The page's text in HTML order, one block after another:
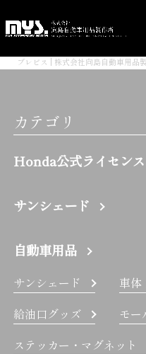
ブレビス | 株式会社向島自動車用品
カテゴリ
Honda公式ライセンス
サンシェード
自動車用品
サンシェード 車体
給油口グッズ
モー
ステッカー・マグネット